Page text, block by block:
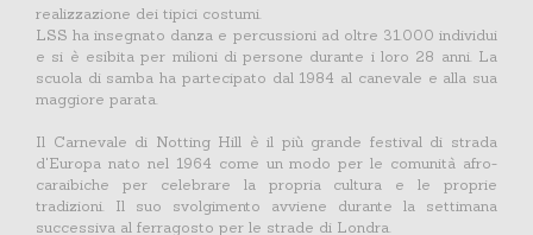
realizzazione dei tipici costumi.
LSS ha insegnato danza e percussioni ad oltre 31.000 individui
e si è esibita per milioni di persone durante i loro 28 anni. La
scuola di samba ha partecipato dal 1984 al canevale e alla sua
maggiore parata.
Il Carnevale di Notting Hill è il più grande festival di strada
d'Europa nato nel 1964 come un modo per le comunità afro-
caraibiche per celebrare la propria cultura e le proprie
tradizioni. Il suo svolgimento avviene durante la settimana
successiva al ferragosto per le strade di Londra.